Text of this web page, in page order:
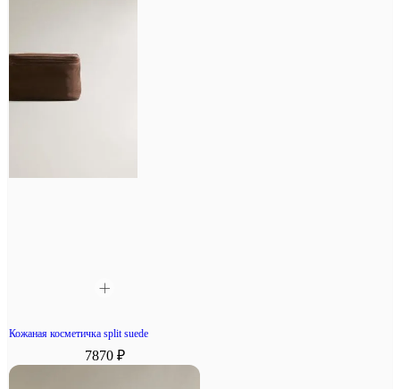
Кожаная косметичка split suede
7870 ₽